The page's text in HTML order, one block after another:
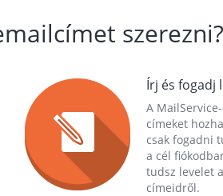
szerezni?
Írj és fogadj
A
címeket
csak fogadni
a cél
tudsz levelet
címeidről.